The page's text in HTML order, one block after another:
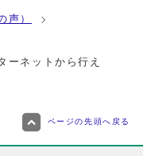
声）
ーネットから行え
ページの先頭へ戻る